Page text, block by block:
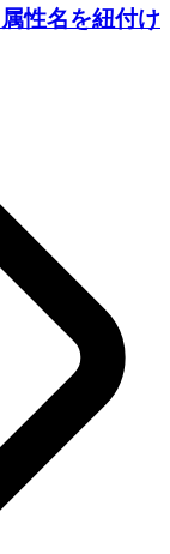
性名を紐付け